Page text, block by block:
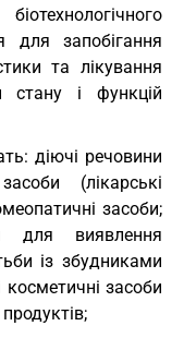
для запобігання
та лікування
і функцій
діючі речовини
(лікарські
засоби;
для виявлення
із збудниками
засоби